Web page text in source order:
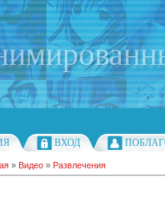
ВХОД
» Видео » Развлечения